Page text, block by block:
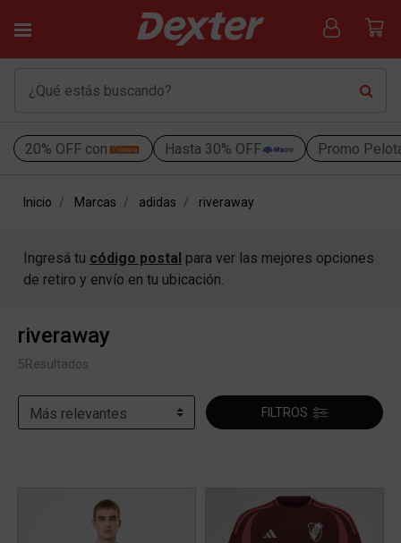
20% OFF con Hasta 30% OFF Promo
Inicio Marcas adidas riveraway
Ingresá tu código postal para ver las mejores opciones
de retiro y envío en tu ubicación.
riveraway
5Resultados
FILTROS